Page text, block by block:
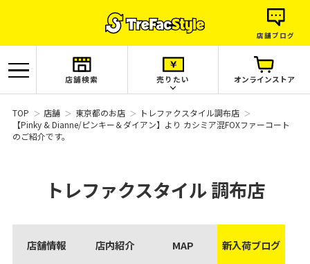
店舗ブログ
店舗検索 売りたい オンラインストア
TOP 店舗 東京都のお店
トレファクスタイル調布店
【Pinky & Dianne/ピンキー＆ダイアン】より カシミア混FOXファーコート
のご紹介です。
トレファクスタイル調布店
店舗情報 店内紹介 MAP 新入荷ブログ